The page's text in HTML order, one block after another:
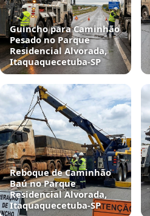
Guincho para Caminhão
Pesado no Parque
Residencial Alvorada,
Itaquaquecetuba‑SP
Reboque de Caminhão
Baú no Parque
Residencial Alvorada,
Itaquaquecetuba‑SP